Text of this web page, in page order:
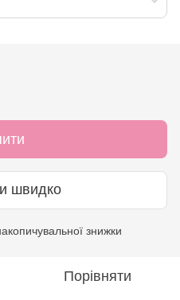
швидко
знижки
Порівняти